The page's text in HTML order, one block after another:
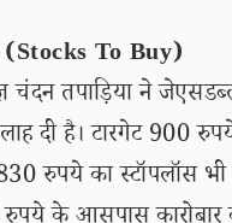
To Buy)
चंदन तपाड़िया ने
दी है। टारगेट 900
रुपये का स्टॉपलॉस भी